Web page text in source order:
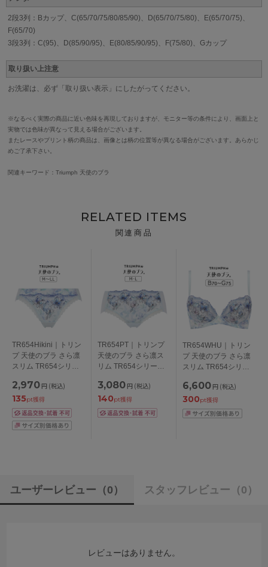
2段3列：Bカップ、C(65/70/75/80/85/90)、D(65/70/75/80)、E(65/70/75)、
F(65/70)
3段3列：C(95)、D(85/90/95)、E(80/85/90/95)、F(75/80)、Gカップ
取り扱い上注意
お洗濯は、必ず「取り扱い表示」にしたがってください。
※なるべく実際の商品に近い色味を再現しておりますが、モニター等の条件により、画面上と
実物では色味が異なって見える場合がございます。
またレースやプリント柄の商品は、画像とは柄の位置等が異なる場合がございます。あらかじ
めご了承下さい。
関連キーワード：Triumph 天使のブラ
RELATED ITEMS
関連商品
TR654Hikini｜トリン
プ 天使のブラ さら凛
スリム TR654シリー
ーツ M/L/LL
2,970 円 (税込)
135pt獲得
TR654PT｜トリンプ
天使のブラ さら凛ス
リム TR654シリーズ
ツ M/L
3,080 円 (税込)
140pt獲得
TR654WHU｜トリン
プ 天使のブラ さら凛
スリム TR654シリー
BCDEFGカップ アン
ダー
65/70/75/80/85/90/95c
m
6,600 円 (税込)
300pt獲得
ユーザーレビュー （0） スタッフレビュー （0）
レビューはありません。